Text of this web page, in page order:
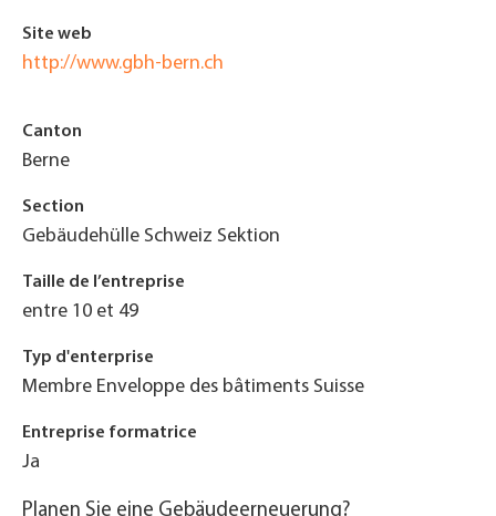
Site web
http://www.gbh-bern.ch
Canton
Berne
Section
Gebäudehülle Schweiz Sektion
Taille de l’entreprise
entre 10 et 49
Typ d'enterprise
Membre Enveloppe des bâtiments Suisse
Entreprise formatrice
Ja
Planen Sie eine Gebäudeerneuerung?